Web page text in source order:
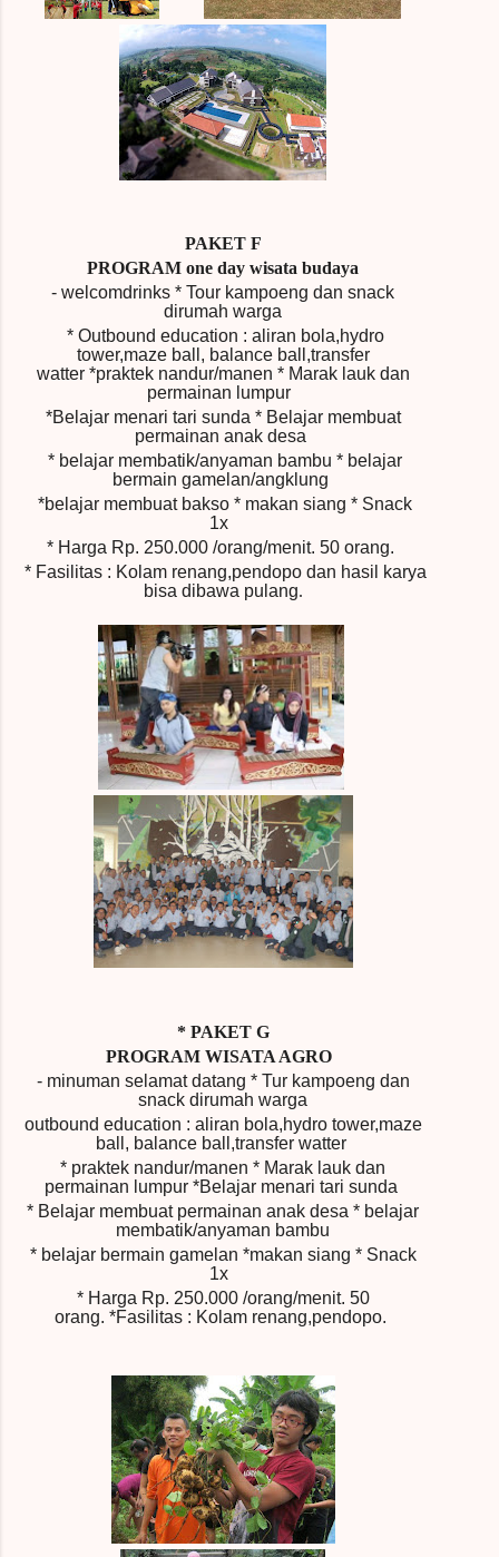
PAKET F
PROGRAM one day wisata budaya
- welcomdrinks * Tour kampoeng dan snack
dirumah warga
* Outbound education : aliran bola,hydro
tower,maze ball, balance ball,transfer
watter *praktek nandur/manen * Marak lauk dan
permainan lumpur
*Belajar menari tari sunda * Belajar membuat
permainan anak desa
* belajar membatik/anyaman bambu * belajar
bermain gamelan/angklung
*belajar membuat bakso * makan siang * Snack
1x
* Harga Rp. 250.000 /orang/menit. 50 orang.
* Fasilitas : Kolam renang,pendopo dan hasil karya
bisa dibawa pulang.
* PAKET G
PROGRAM WISATA AGRO
- minuman selamat datang * Tur kampoeng dan
snack dirumah warga
outbound education : aliran bola,hydro tower,maze
ball, balance ball,transfer watter
* praktek nandur/manen * Marak lauk dan
permainan lumpur *Belajar menari tari sunda
* Belajar membuat permainan anak desa * belajar
membatik/anyaman bambu
* belajar bermain gamelan *makan siang * Snack
1x
* Harga Rp. 250.000 /orang/menit. 50
orang. *Fasilitas : Kolam renang,pendopo.